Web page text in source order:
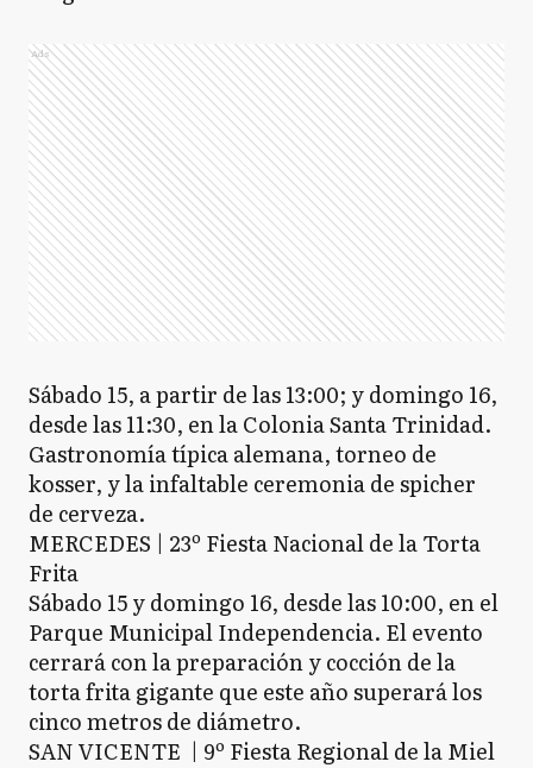
Ads
Sábado 15, a partir de las 13:00; y domingo 16,
desde las 11:30, en la Colonia Santa Trinidad.
Gastronomía típica alemana, torneo de
kosser, y la infaltable ceremonia de spicher
de cerveza.
MERCEDES | 23º Fiesta Nacional de la Torta
Frita
Sábado 15 y domingo 16, desde las 10:00, en el
Parque Municipal Independencia. El evento
cerrará con la preparación y cocción de la
torta frita gigante que este año superará los
cinco metros de diámetro.
SAN VICENTE | 9º Fiesta Regional de la Miel